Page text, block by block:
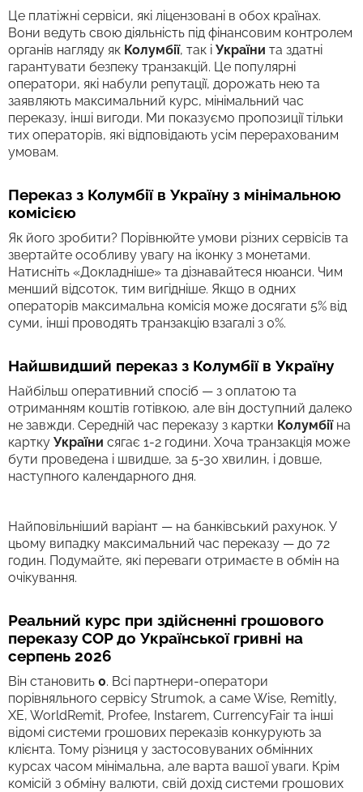
Це платіжні сервіси, які ліцензовані в обох країнах.
Вони ведуть свою діяльність під фінансовим контролем
органів нагляду як Колумбії, так і України та здатні
гарантувати безпеку транзакцій. Це популярні
оператори, які набули репутації, дорожать нею та
заявляють максимальний курс, мінімальний час
переказу, інші вигоди. Ми показуємо пропозиції тільки
тих операторів, які відповідають усім перерахованим
умовам.
Переказ з Колумбії в Україну з мінімальною
комісією
Як його зробити? Порівнюйте умови різних сервісів та
звертайте особливу увагу на іконку з монетами.
Натисніть «Докладніше» та дізнавайтеся нюанси. Чим
менший відсоток, тим вигідніше. Якщо в одних
операторів максимальна комісія може досягати 5% від
суми, інші проводять транзакцію взагалі з 0%.
Найшвидший переказ з Колумбії в Україну
Найбільш оперативний спосіб — з оплатою та
отриманням коштів готівкою, але він доступний далеко
не завжди. Середній час переказу з картки Колумбії на
картку України сягає 1-2 години. Хоча транзакція може
бути проведена і швидше, за 5-30 хвилин, і довше,
наступного календарного дня.
Найповільніший варіант — на банківський рахунок. У
цьому випадку максимальний час переказу — до 72
годин. Подумайте, які переваги отримаєте в обмін на
очікування.
Реальний курс при здійсненні грошового
переказу COP до Української гривні на
серпень 2026
Він становить 0. Всі партнери-оператори
порівняльного сервісу Strumok, а саме Wise, Remitly,
XE, WorldRemit, Profee, Instarem, CurrencyFair та інші
відомі системи грошових переказів конкурують за
клієнта. Тому різниця у застосовуваних обмінних
курсах часом мінімальна, але варта вашої уваги. Крім
комісій з обміну валюти, свій дохід системи грошових